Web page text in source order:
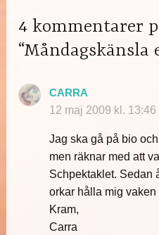
4 kommentarer
“Måndagskänsla
CARRA
12 maj 2009 kl. 13:46
Jag ska gå på bio
men räknar med att
Schpektaklet. Sedan
orkar hålla mig vaken
Kram,
Carra